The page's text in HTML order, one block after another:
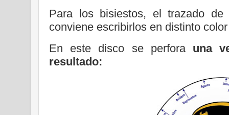
Para los bisiestos, el trazado
conviene escribirlos en distinto
En este disco se perforauna
resultado: